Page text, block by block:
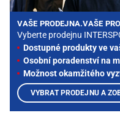
VAŠE PRODEJNA.VAŠE
Vyberte prodejnu
Dostupné produkty ve
Osobní poradenství na
Možnost okamžitého